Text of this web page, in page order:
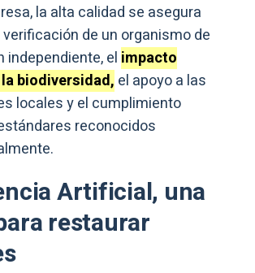
la alta calidad se asegura
de un organismo de
independiente, el impacto
biodiversidad, el apoyo a las
locales y el cumplimiento
reconocidos
Artificial, una
restaurar